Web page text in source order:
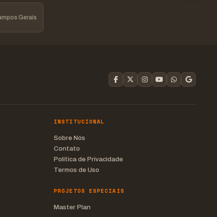
Gerais
INSTITUCIONAL
Sobre Nós
Contato
Política de Privacidade
Termos de Uso
PROJETOS ESPECIAIS
Master Plan